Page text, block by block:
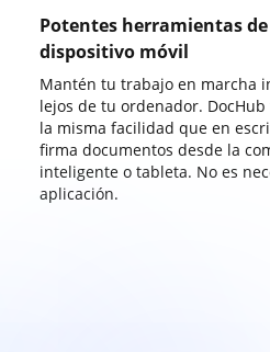
Potentes herramientas de
dispositivo móvil
Mantén tu trabajo en marcha
lejos de tu ordenador.
la misma facilidad que en
firma documentos desde la
inteligente o tableta. No es
aplicación.